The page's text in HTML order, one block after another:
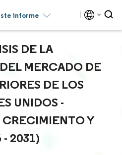
informe
DE LA
MERCADO DE
DE LOS
UNIDOS -
Y
- 2031)